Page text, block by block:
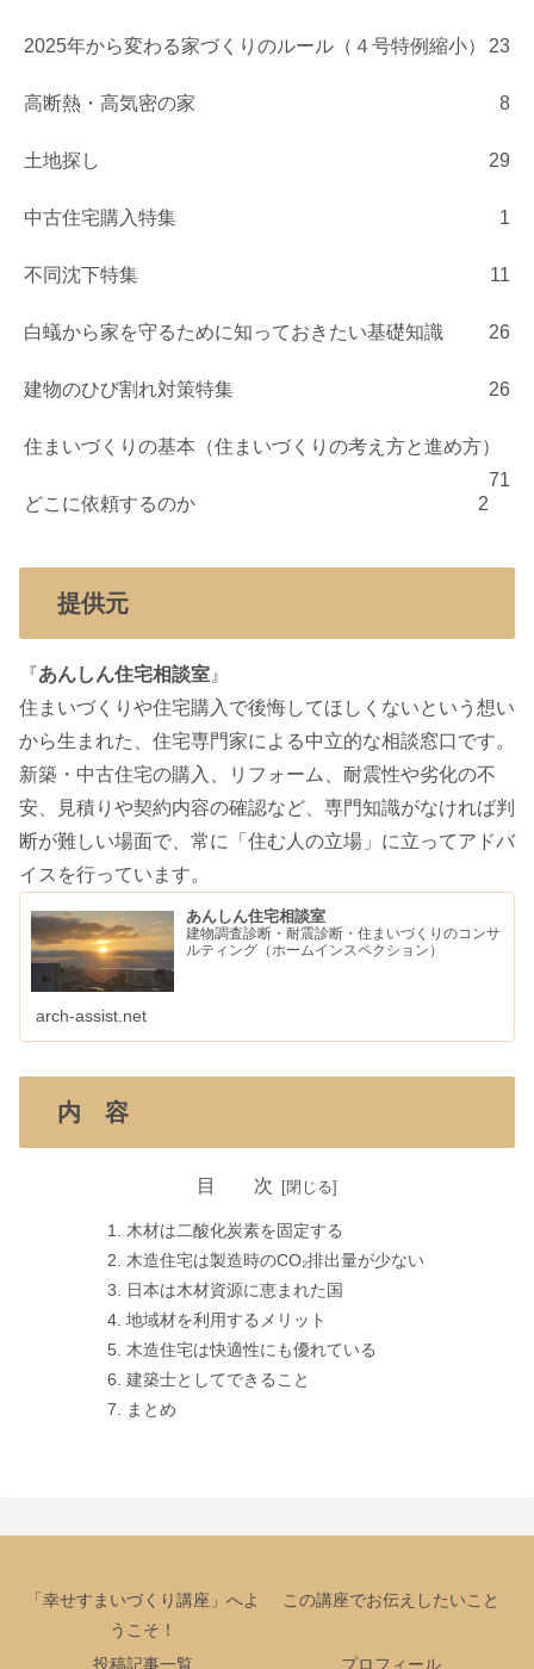
2025年から変わる家づくりのルール（４号特例縮小） 23
高断熱・高気密の家 8
土地探し 29
中古住宅購入特集 1
不同沈下特集 11
白蟻から家を守るために知っておきたい基礎知識 26
建物のひび割れ対策特集 26
住まいづくりの基本（住まいづくりの考え方と進め方）
71
どこに依頼するのか
2
提供元
『あんしん住宅相談室 』
住まいづくりや住宅購入で後悔してほしくないという想い
から生まれた、住宅専門家による中立的な相談窓口です。
新築・中古住宅の購入、リフォーム、耐震性や劣化の不
安、見積りや契約内容の確認など、専門知識がなければ判
断が難しい場面で、常に「住む人の立場」に立ってアドバ
イスを行っています。
あんしん住宅相談室
建物調査診断・耐震診断・住まいづくりのコンサ
ルティング（ホームインスペクション）
arch-assist.net
内 容
目 次
木材は二酸化炭素を固定する
木造住宅は製造時のCO₂排出量が少ない
日本は木材資源に恵まれた国
地域材を利用するメリット
木造住宅は快適性にも優れている
建築士としてできること
まとめ
「幸せすまいづくり講座」へよ
うこそ！
この講座でお伝えしたいこと
投稿記事一覧 プロフィール